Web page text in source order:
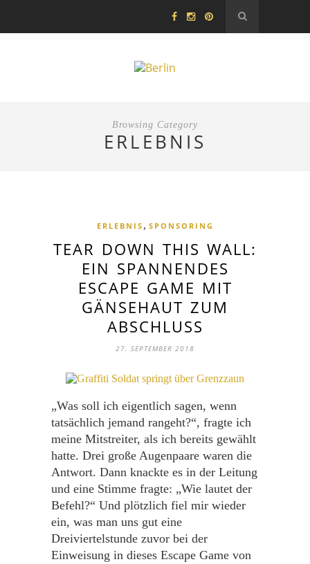
Browsing Category
ERLEBNIS
ERLEBNIS , SPONSORING
TEAR DOWN THIS WALL:
EIN SPANNENDES
ESCAPE GAME MIT
GÄNSEHAUT ZUM
ABSCHLUSS
27. SEPTEMBER 2018
„Was soll ich eigentlich sagen, wenn
tatsächlich jemand rangeht?“, fragte ich
meine Mitstreiter, als ich bereits gewählt
hatte. Drei große Augenpaare waren die
Antwort. Dann knackte es in der Leitung
und eine Stimme fragte: „Wie lautet der
Befehl?“ Und plötzlich fiel mir wieder
ein, was man uns gut eine
Dreiviertelstunde zuvor bei der
Einweisung in dieses Escape Game von